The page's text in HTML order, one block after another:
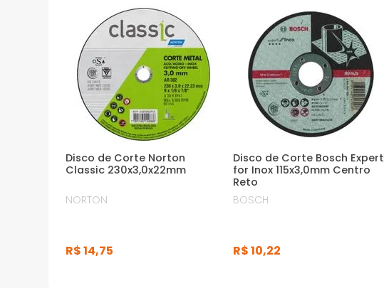
· Formulação livre de ferro, cloro e enxofre
evita contaminação do material
*Imagens meramente ilustrativas
Disco de Corte Norton
Classic 230x3,0x22mm
NORTON
R$14,75
Disco de Corte Bosch Expert
for Inox 115x3,0mm Centro
Reto
BOSCH
R$10,22